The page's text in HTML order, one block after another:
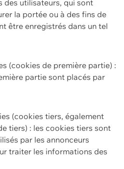
des utilisateurs, qui sont
la portée ou à des fins de
être enregistrés dans un tel
(cookies de première partie) :
partie sont placés par
(cookies tiers, également
tiers) : les cookies tiers sont
par les annonceurs
traiter les informations des